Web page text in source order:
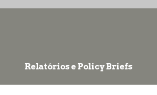
Relatórios e Policy Briefs